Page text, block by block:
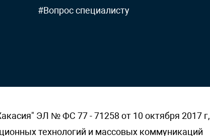
#Вопрос специалисту
ЭЛ № ФС 77 - 71258 от 10 октября 2017 г,
технологий и массовых коммуникаций